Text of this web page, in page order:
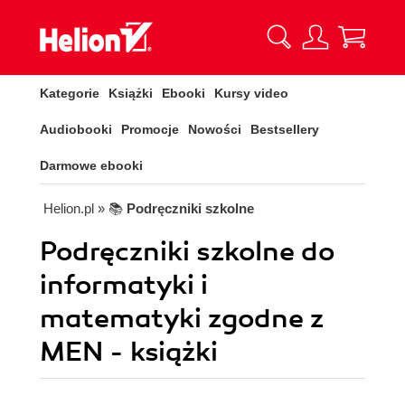
Kategorie Książki Ebooki Kursy video
Audiobooki Promocje Nowości Bestsellery
Darmowe ebooki
Helion.pl » 📚 Podręczniki szkolne
Podręczniki szkolne do
informatyki i
matematyki zgodne z
MEN - książki